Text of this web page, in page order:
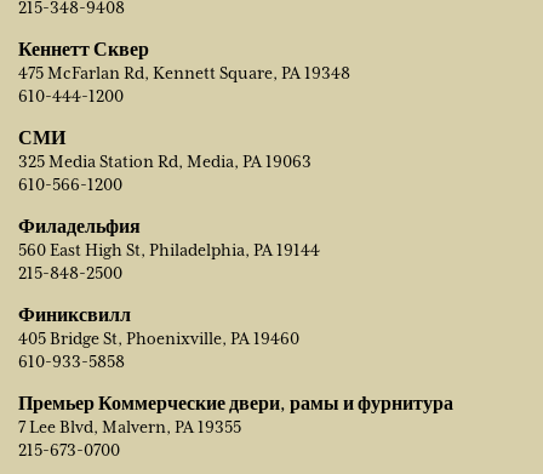
215-348-9408
Кеннетт Сквер
475 McFarlan Rd, Kennett Square, PA 19348
610-444-1200
СМИ
325 Media Station Rd, Media, PA 19063
610-566-1200
Филадельфия
560 East High St, Philadelphia, PA 19144
215-848-2500
Финиксвилл
405 Bridge St, Phoenixville, PA 19460
610-933-5858
Премьер Коммерческие двери, рамы и фурнитура
7 Lee Blvd, Malvern, PA 19355
215-673-0700